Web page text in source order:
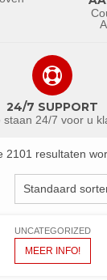
24/7 SUPPORT
staan 24/7 voor u
2101 resultaten
UNCATEGORIZED
MEER INFO!